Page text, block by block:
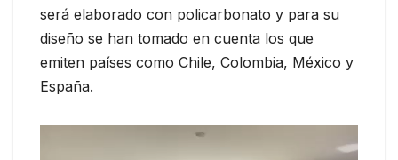
será elaborado con policarbonato y para su
diseño se han tomado en cuenta los que
emiten países como Chile, Colombia, México y
España.